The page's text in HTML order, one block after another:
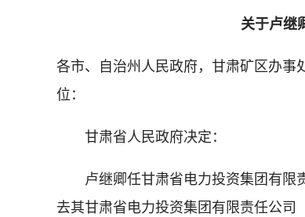
关于卢继
各市、自治州人民政府，甘肃矿区办事
位：
甘肃省人民政府决定：
卢继卿任甘肃省电力投资集团有限
去其甘肃省电力投资集团有限责任公司